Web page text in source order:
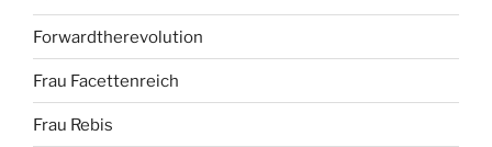
Forwardtherevolution
Frau Facettenreich
Frau Rebis